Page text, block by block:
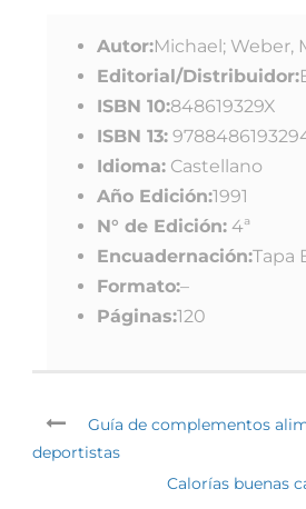
Autor:Michael; Weber,
Editorial/Distribuidor:
ISBN 10:848619329X
ISBN 13:
Idioma: Castellano
Año Edición:1991
N° de Edición: 4ª
Encuadernación:Tapa
Formato:–
Páginas:120
Guía de complementos
deportistas
Calorías buenas